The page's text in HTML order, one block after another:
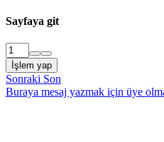
Sayfaya git
İşlem yap
Sonraki Son
Buraya mesaj yazmak için üye